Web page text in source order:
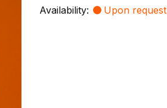
Availability: Upon request